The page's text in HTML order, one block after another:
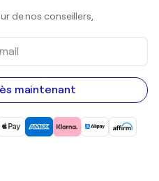
de nos conseillers,
maintenant